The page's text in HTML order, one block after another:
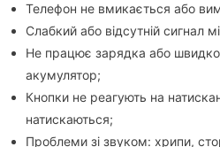
Телефон не вмикається або
Слабкий або відсутній сигнал
Не працює зарядка або
акумулятор;
Кнопки не реагують на
натискаються;
Проблеми зі звуком: хрипи,